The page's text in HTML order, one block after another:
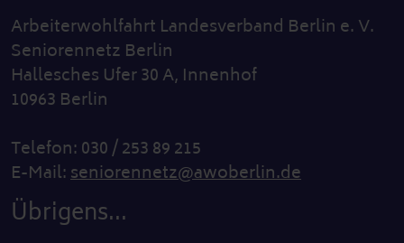
Arbeiterwohlfahrt Landesverband Berlin e. V.
Seniorennetz Berlin
Hallesches Ufer 30 A, Innenhof
10963 Berlin
Telefon: 030 / 253 89 215
E-Mail:seniorennetz@awoberlin.de
Übrigens...